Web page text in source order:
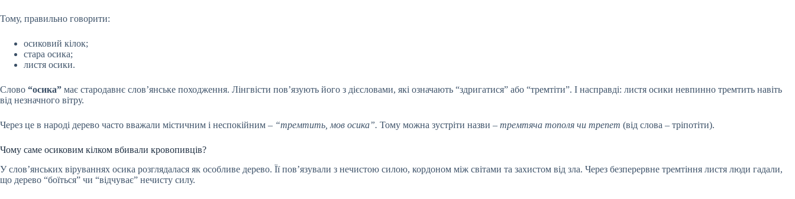
Тому, правильно говорити:
осиковий кілок;
стара осика;
листя осики.
Слово “осика” має стародавнє слов’янське походження. Лінгвісти пов’язують його з дієсловами, які означають “здригатися” або “тремтіти”. І насправді: листя осики невпинно тремтить навіть
від незначного вітру.
Через це в народі дерево часто вважали містичним і неспокійним – “тремтить, мов осика”. Тому можна зустріти назви – тремтяча тополя чи трепет (від слова – тріпотіти).
Чому саме осиковим кілком вбивали кровопивців?
У слов’янських віруваннях осика розглядалася як особливе дерево. Її пов’язували з нечистою силою, кордоном між світами та захистом від зла. Через безперервне тремтіння листя люди гадали,
що дерево “боїться” чи “відчуває” нечисту силу.